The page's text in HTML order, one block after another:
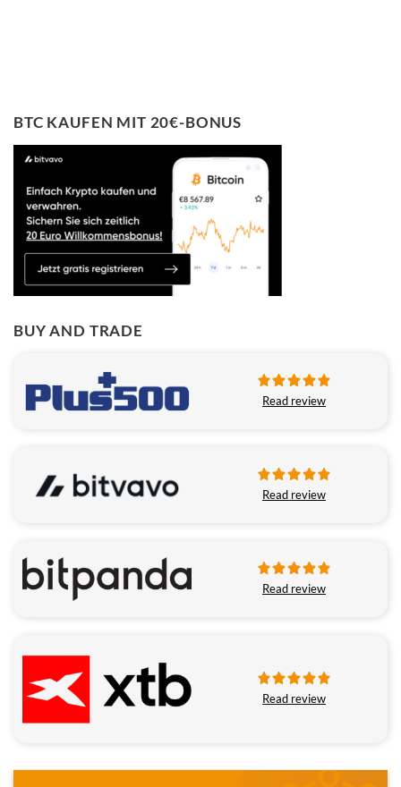
BTC KAUFEN MIT 20€-BONUS
BUY AND TRADE
Read review
Read review
Read review
Read review